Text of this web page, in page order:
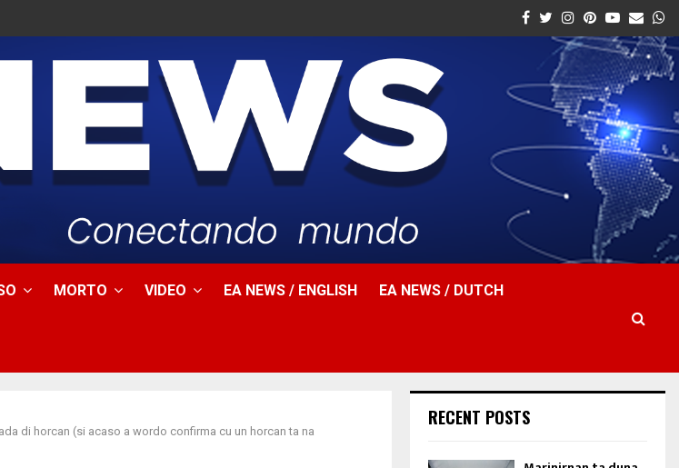
Facebook
Twitter
Instagram
Pinterest
Youtube
Email
MORTO VIDEO EA NEWS / ENGLISH EA NEWS / DUTCH
di horcan (si acaso a wordo confirma cu un horcan ta na
RECENT POSTS